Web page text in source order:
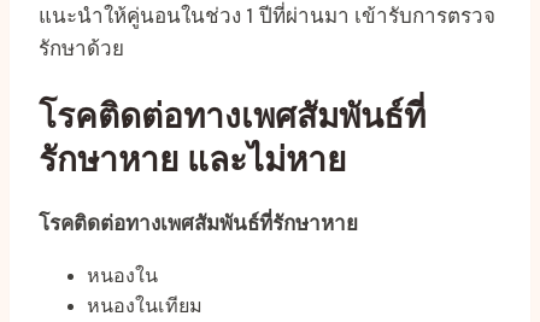
แนะนำให้คู่นอนในช่วง 1 ปีที่ผ่านมา เข้ารับการตรวจ
รักษาด้วย
โรคติดต่อทางเพศสัมพันธ์ที่
รักษาหาย และไม่หาย
โรคติดต่อทางเพศสัมพันธ์ที่รักษาหาย
หนองใน
หนองในเทียม